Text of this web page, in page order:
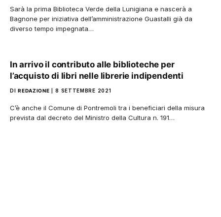
Sarà la prima Biblioteca Verde della Lunigiana e nascerà a
Bagnone per iniziativa dell’amministrazione Guastalli già da
diverso tempo impegnata…
In arrivo il contributo alle biblioteche per
l’acquisto di libri nelle librerie indipendenti
DI REDAZIONE 8 SETTEMBRE 2021
C’è anche il Comune di Pontremoli tra i beneficiari della misura
prevista dal decreto del Ministro della Cultura n. 191…